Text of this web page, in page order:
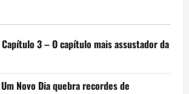
3 – O capítulo mais assustador da
Novo Dia quebra recordes de